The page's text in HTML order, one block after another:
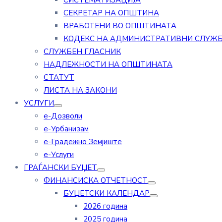
СЕКРЕТАР НА ОПШТИНА
ВРАБОТЕНИ ВО ОПШТИНАТА
КОДЕКС НА АДМИНИСТРАТИВНИ
СЛУЖБЕН ГЛАСНИК
НАДЛЕЖНОСТИ НА ОПШТИНАТА
СТАТУТ
ЛИСТА НА ЗАКОНИ
УСЛУГИ
е-Дозволи
е-Урбанизам
е-Градежно Земјиште
е-Услуги
ГРАЃАНСКИ БУЏЕТ
ФИНАНСИСКА ОТЧЕТНОСТ
БУЏЕТСКИ КАЛЕНДАР
2026 година
2025 година